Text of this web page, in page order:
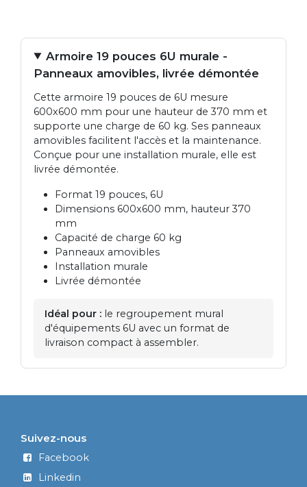
Armoire 19 pouces 6U murale -
Panneaux amovibles, livrée démontée
Cette armoire 19 pouces de 6U mesure
600x600 mm pour une hauteur de 370 mm et
supporte une charge de 60 kg. Ses panneaux
amovibles facilitent l'accès et la maintenance.
Conçue pour une installation murale, elle est
livrée démontée.
Format 19 pouces, 6U
Dimensions 600x600 mm, hauteur 370
mm
Capacité de charge 60 kg
Panneaux amovibles
Installation murale
Livrée démontée
Idéal pour : le regroupement mural
d'équipements 6U avec un format de
livraison compact à assembler.
Suivez-nous
Facebook
Linkedin